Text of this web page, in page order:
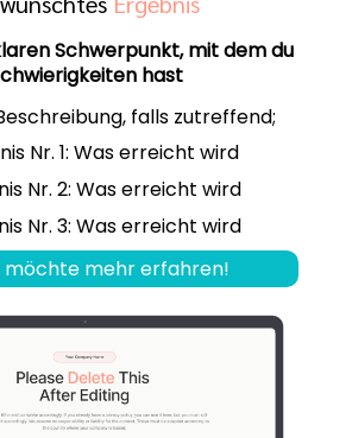
Schwerpunkt, mit dem du
hast
falls zutreffend;
Nr. 1: Was erreicht wird
Nr. 2: Was erreicht wird
Nr. 3: Was erreicht wird
möchte mehr erfahren!